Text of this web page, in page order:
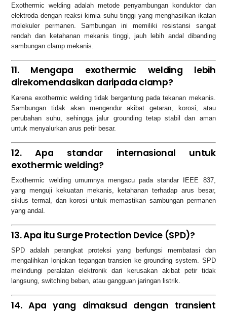
Exothermic welding adalah metode penyambungan konduktor dan
elektroda dengan reaksi kimia suhu tinggi yang menghasilkan ikatan
molekuler permanen. Sambungan ini memiliki resistansi sangat
rendah dan ketahanan mekanis tinggi, jauh lebih andal dibanding
sambungan clamp mekanis.
11. Mengapa exothermic welding lebih
direkomendasikan daripada clamp?
Karena exothermic welding tidak bergantung pada tekanan mekanis.
Sambungan tidak akan mengendur akibat getaran, korosi, atau
perubahan suhu, sehingga jalur grounding tetap stabil dan aman
untuk menyalurkan arus petir besar.
12. Apa standar internasional untuk
exothermic welding?
Exothermic welding umumnya mengacu pada standar IEEE 837,
yang menguji kekuatan mekanis, ketahanan terhadap arus besar,
siklus termal, dan korosi untuk memastikan sambungan permanen
yang andal.
13. Apa itu Surge Protection Device (SPD)?
SPD adalah perangkat proteksi yang berfungsi membatasi dan
mengalihkan lonjakan tegangan transien ke grounding system. SPD
melindungi peralatan elektronik dari kerusakan akibat petir tidak
langsung, switching beban, atau gangguan jaringan listrik.
14. Apa yang dimaksud dengan transient